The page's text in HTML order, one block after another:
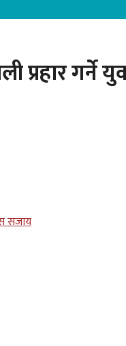
प्रहार गर्ने